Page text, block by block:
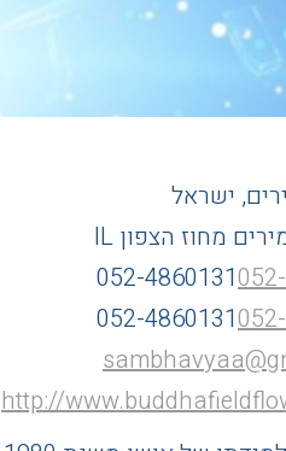
ישראל
מחוז הצפון IL
052-4860131
052-4860131
http://